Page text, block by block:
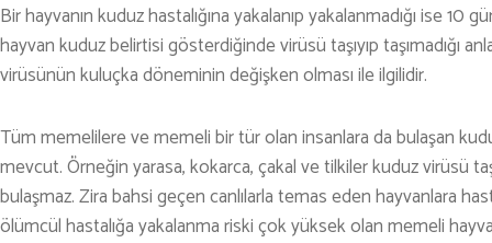
TIRMANIŞ
YÜRÜYÜŞ
YÜZME
ARŞİVLER
Bir hayvanın kuduz hastalığına yakalanıp yakalanmadığı ise
hayvan kuduz belirtisi gösterdiğinde virüsü taşıyıp taşımadığı
virüsünün kuluçka döneminin değişken olması ile ilgilidir.
Tüm memelilere ve memeli bir tür olan insanlara da bulaşan
mevcut. Örneğin yarasa, kokarca, çakal ve tilkiler kuduz virüsü
bulaşmaz. Zira bahsi geçen canlılarla temas eden hayvanlara
ölümcül hastalığa yakalanma riski çok yüksek olan memeli